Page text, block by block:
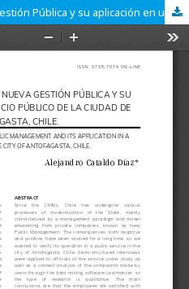
Características de la Nueva Gestión Pública y su aplicación en un servicio público de la ciudad de Antofagasta, Chile.